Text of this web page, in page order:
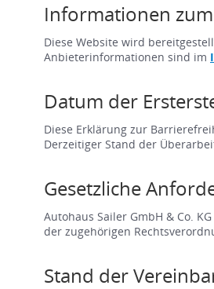
Informationen
Diese Website wird
Anbieterinformationen sind im
Datum der
Diese Erklärung zur
Derzeitiger Stand der
Gesetzliche
Autohaus Sailer GmbH & Co.
der zugehörigen
Stand der